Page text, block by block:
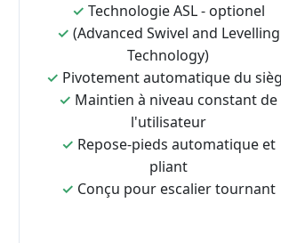
✓ Technologie ASL - optionel
✓ (Advanced Swivel and Levelling
Technology)
✓ Pivotement automatique du
✓ Maintien à niveau constant de
l'utilisateur
✓ Repose-pieds automatique et
pliant
✓ Conçu pour escalier tournant